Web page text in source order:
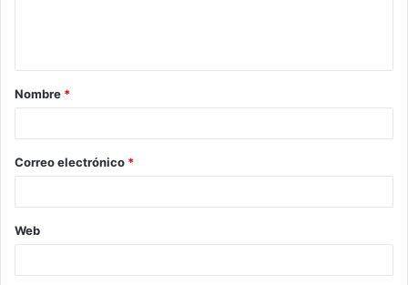
a
r
*
Nombre *
Correo electrónico *
Web